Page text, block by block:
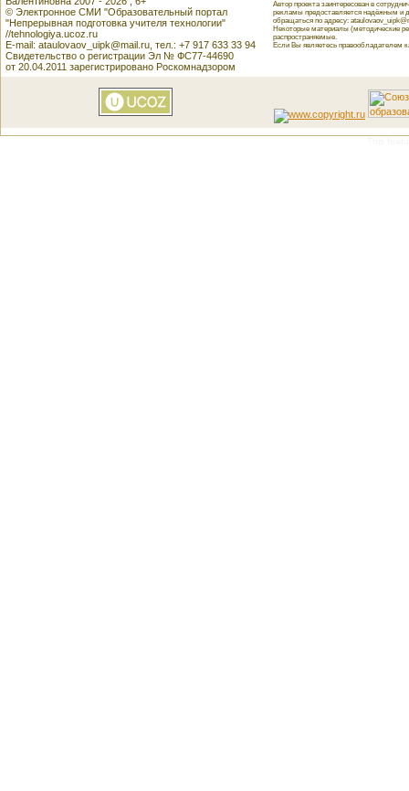
© Электронное СМИ "Образовательный портал
"Непрерывная подготовка учителя технологии"
//tehnologiya.ucoz.ru
E-mail: ataulovaov_uipk@mail.ru, тел.: +7 917 633 33 94
Свидетельство о регистрации Эл № ФС77-44690
от 20.04.2011 зарегистрировано Роскомнадзором
Автор проекта заинтересован в
рекламы предоставляется надёжным и
обращаться по адресу:
Некоторые материалы (методические
распространяемые.
Если Вы являетесь правообладателем